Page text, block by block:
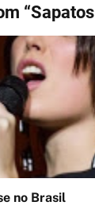
no Brasil